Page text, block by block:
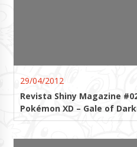
29/04/2012
Revista Shiny Magazine
Pokémon XD – Gale of